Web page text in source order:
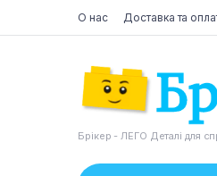
О нас Доставка та
Брікер - ЛЕГО Деталі для